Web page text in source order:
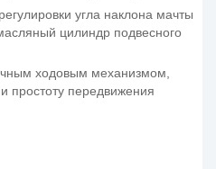
угла наклона мачты
цилиндр подвесного
ходовым механизмом,
простоту передвижения